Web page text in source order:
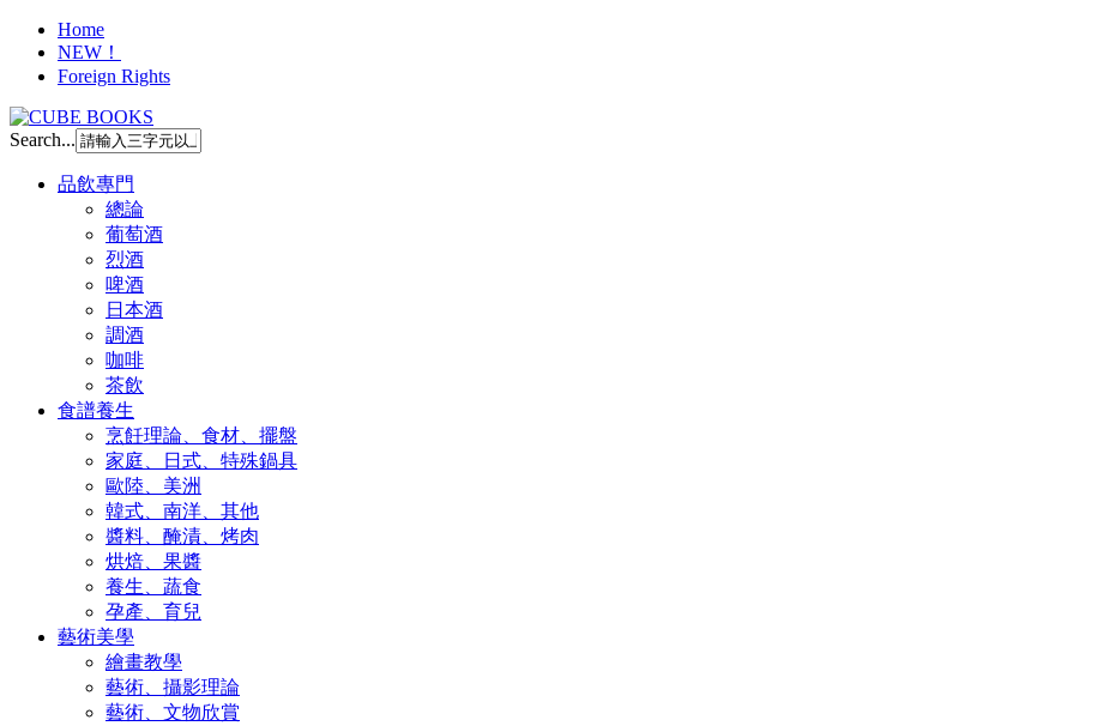
Home
NEW！
Foreign Rights
Search...
品飲專門
總論
葡萄酒
烈酒
啤酒
日本酒
調酒
咖啡
茶飲
食譜養生
烹飪理論、食材、擺盤
家庭、日式、特殊鍋具
歐陸、美洲
韓式、南洋、其他
醬料、醃漬、烤肉
烘焙、果醬
養生、蔬食
孕產、育兒
藝術美學
繪畫教學
藝術、攝影理論
藝術、文物欣賞